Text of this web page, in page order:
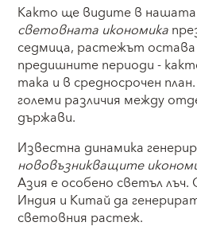
Както ще видите в нашата
световната икономика
седмица, растежът
предишните периоди -
така и в средносрочен
големи различия между
държави.
Известна динамика
нововъзникващите
Азия е особено светъл лъч.
Индия и Китай да
световния растеж.